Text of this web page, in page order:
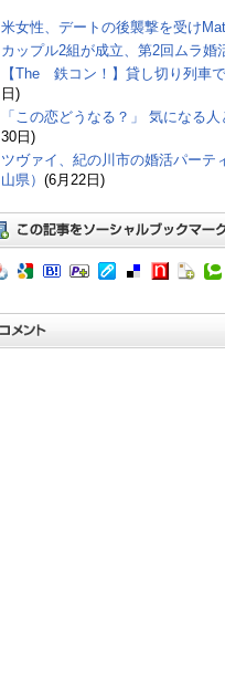
米女性、デートの後襲撃を受け
カップル2組が成立、第2回ムラ婚
【The 鉄コン！】貸し切り列車
日)
「この恋どうなる？」 気になる
30日)
ツヴァイ、紀の川市の婚活パーテ
山県） (6月22日)